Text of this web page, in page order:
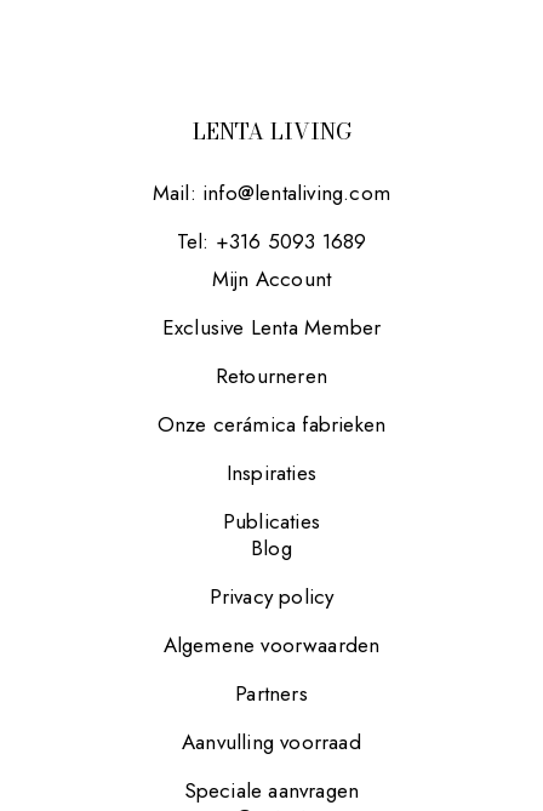
LENTA LIVING
Mail: info@lentaliving.com
Tel: +316 5093 1689
Mijn Account
Exclusive Lenta Member
Retourneren
Onze cerámica fabrieken
Inspiraties
Publicaties
Blog
Privacy policy
Algemene voorwaarden
Partners
Aanvulling voorraad
Speciale aanvragen